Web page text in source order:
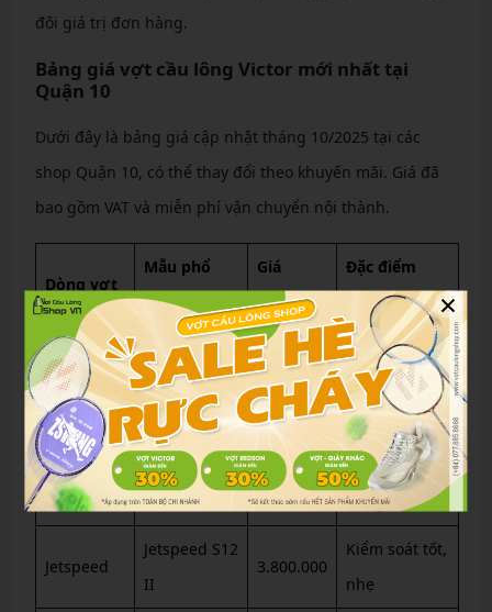
đôi giá trị đơn hàng.
Bảng giá vợt cầu lông Victor mới nhất tại
Quận 10
Dưới đây là bảng giá cập nhật tháng 10/2025 tại các
shop Quận 10, có thể thay đổi theo khuyến mãi. Giá đã
bao gồm VAT và miễn phí vận chuyển nội thành.
Dòng vợt
Mẫu phổ
biến
Giá
(VND)
Đặc điểm
chính
Auraspeed
Auraspeed
100X
3.500.000
Tốc độ cao,
khung mỏng
Thruster K
Thruster K
CNY 2025
4.200.000
Uy lực tấn
công, đầu
nặng
Jetspeed
Jetspeed S12
II
3.800.000
Kiểm soát tốt,
nhẹ
×